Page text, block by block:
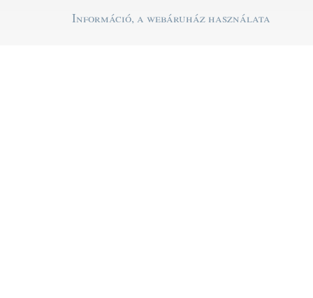
Információ, a webáruház használata